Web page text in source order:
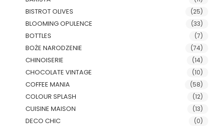
BISTROT OLIVES (25)
BLOOMING OPULENCE (33)
BOTTLES (7)
BOŻE NARODZENIE (74)
CHINOISERIE (14)
CHOCOLATE VINTAGE (10)
COFFEE MANIA (58)
COLOUR SPLASH (12)
CUISINE MAISON (13)
DECO CHIC (0)